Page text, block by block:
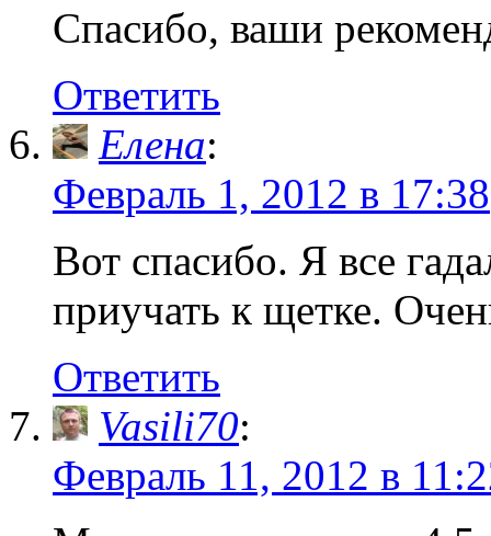
Спасибо, ваши
Ответить
Eлена:
Февраль 1, 2012 в 17:38
Вот спасибо. Я все
приучать к щетке.
Ответить
Vasili70:
Февраль 11, 2012 в